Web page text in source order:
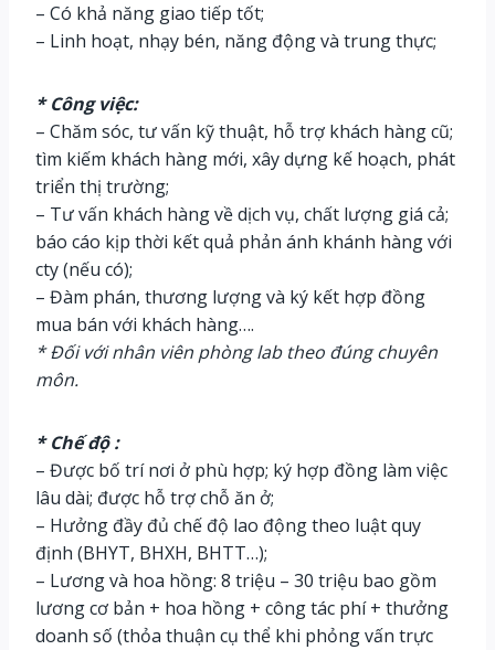
– Có khả năng giao tiếp tốt;
– Linh hoạt, nhạy bén, năng động và trung thực;
* Công việc:
– Chăm sóc, tư vấn kỹ thuật, hỗ trợ khách hàng cũ;
tìm kiếm khách hàng mới, xây dựng kế hoạch, phát
triển thị trường;
– Tư vấn khách hàng về dịch vụ, chất lượng giá cả;
báo cáo kịp thời kết quả phản ánh khánh hàng với
cty (nếu có);
– Đàm phán, thương lượng và ký kết hợp đồng
mua bán với khách hàng….
* Đối với nhân viên phòng lab theo đúng chuyên
môn.
* Chế độ :
– Được bố trí nơi ở phù hợp; ký hợp đồng làm việc
lâu dài; được hỗ trợ chỗ ăn ở;
– Hưởng đầy đủ chế độ lao động theo luật quy
định (BHYT, BHXH, BHTT…);
– Lương và hoa hồng: 8 triệu – 30 triệu bao gồm
lương cơ bản + hoa hồng + công tác phí + thưởng
doanh số (thỏa thuận cụ thể khi phỏng vấn trực